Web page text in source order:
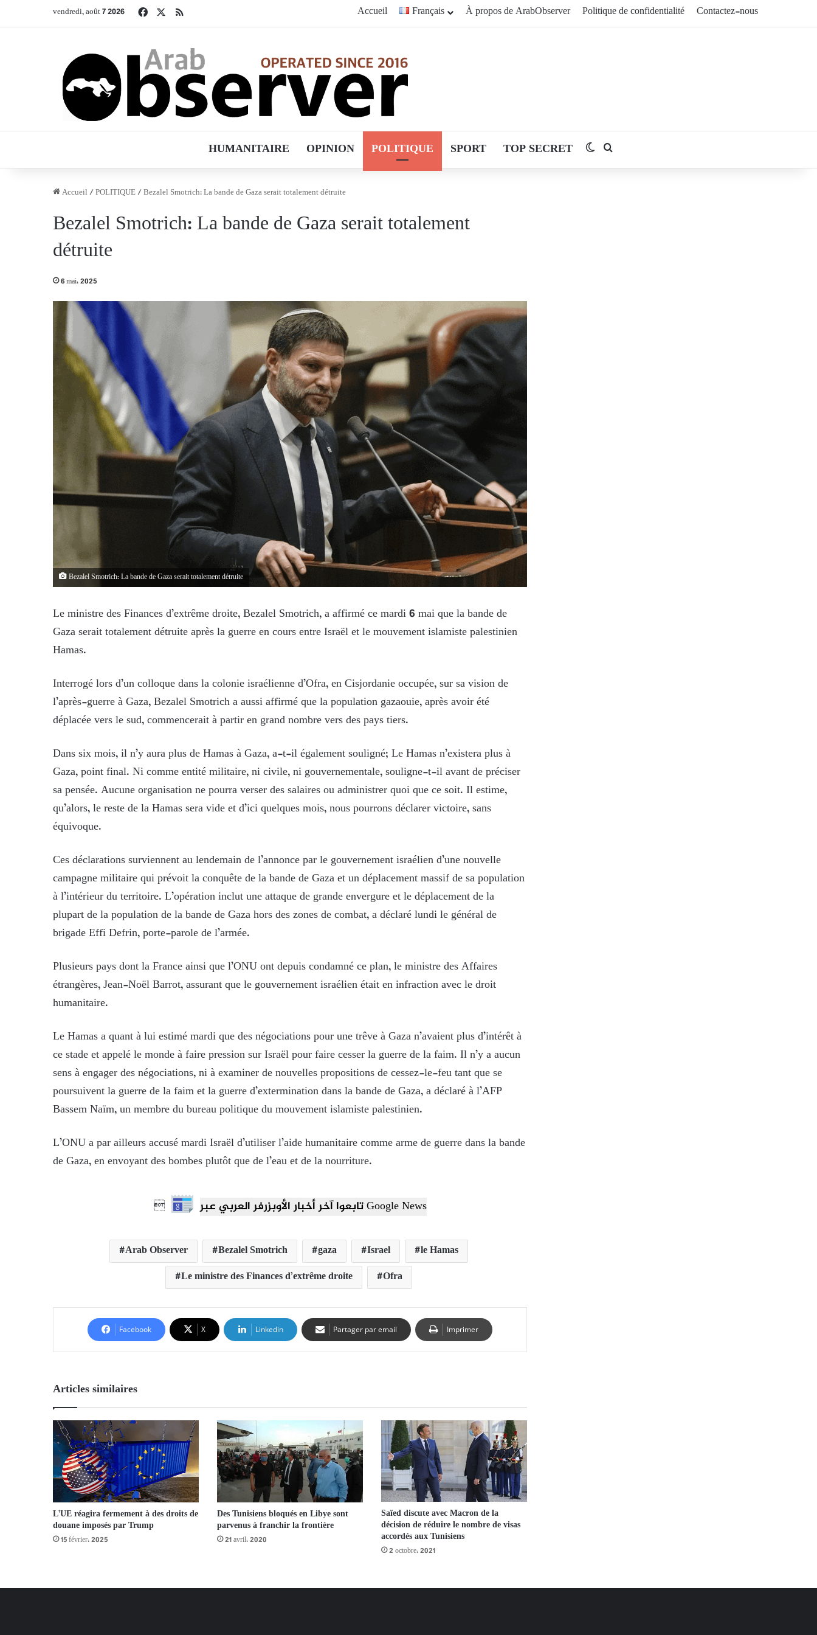
vendredi, août 7 2026 FacebookRSS Accueil Français À propos de ArabObserver Politique de confidentialité Contactez-nous
HUMANITAIRE OPINION POLITIQUE SPORT TOP SECRET Switch skin
Accueil /POLITIQUE/Bezalel Smotrich: La bande de Gaza serait totalement détruite
Bezalel Smotrich: La bande de Gaza serait totalement
détruite
6 mai، 2025
Bezalel Smotrich: La bande de Gaza serait totalement détruite
Le ministre des Finances d’extrême droite, Bezalel Smotrich, a affirmé ce mardi 6 mai que la bande de
Gaza serait totalement détruite après la guerre en cours entre Israël et le mouvement islamiste palestinien
Hamas.
Interrogé lors d’un colloque dans la colonie israélienne d’Ofra, en Cisjordanie occupée, sur sa vision de
l’après-guerre à Gaza, Bezalel Smotrich a aussi affirmé que la population gazaouie, après avoir été
déplacée vers le sud, commencerait à partir en grand nombre vers des pays tiers.
Dans six mois, il n’y aura plus de Hamas à Gaza, a-t-il également souligné; Le Hamas n’existera plus à
Gaza, point final. Ni comme entité militaire, ni civile, ni gouvernementale, souligne-t-il avant de préciser
sa pensée. Aucune organisation ne pourra verser des salaires ou administrer quoi que ce soit. Il estime,
qu’alors, le reste de la Hamas sera vide et d’ici quelques mois, nous pourrons déclarer victoire, sans
équivoque.
Ces déclarations surviennent au lendemain de l’annonce par le gouvernement israélien d’une nouvelle
campagne militaire qui prévoit la conquête de la bande de Gaza et un déplacement massif de sa population
à l’intérieur du territoire. L’opération inclut une attaque de grande envergure et le déplacement de la
plupart de la population de la bande de Gaza hors des zones de combat, a déclaré lundi le général de
brigade Effi Defrin, porte-parole de l’armée.
Plusieurs pays dont la France ainsi que l’ONU ont depuis condamné ce plan, le ministre des Affaires
étrangères, Jean-Noël Barrot, assurant que le gouvernement israélien était en infraction avec le droit
humanitaire.
Le Hamas a quant à lui estimé mardi que des négociations pour une trêve à Gaza n’avaient plus d’intérêt à
ce stade et appelé le monde à faire pression sur Israël pour faire cesser la guerre de la faim. Il n’y a aucun
sens à engager des négociations, ni à examiner de nouvelles propositions de cessez-le-feu tant que se
poursuivent la guerre de la faim et la guerre d’extermination dans la bande de Gaza, a déclaré à l’AFP
Bassem Naïm, un membre du bureau politique du mouvement islamiste palestinien.
L’ONU a par ailleurs accusé mardi Israël d’utiliser l’aide humanitaire comme arme de guerre dans la bande
de Gaza, en envoyant des bombes plutôt que de l’eau et de la nourriture.
 تابعوا آخر أخبار الأوبزرفر العربي عبر Google News
Arab Observer Bezalel Smotrich gaza Israel
le Hamas
Le ministre des Finances d’extrême droite
Ofra
Facebook X Linkedin Partager par email Imprimer
Articles similaires
L’UE réagira fermement à des droits de
douane imposés par Trump
15 février، 2025
Des Tunisiens bloqués en Libye sont
parvenus à franchir la frontière
21 avril، 2020
Saïed discute avec Macron de la
décision de réduire le nombre de visas
accordés aux Tunisiens
2 octobre، 2021